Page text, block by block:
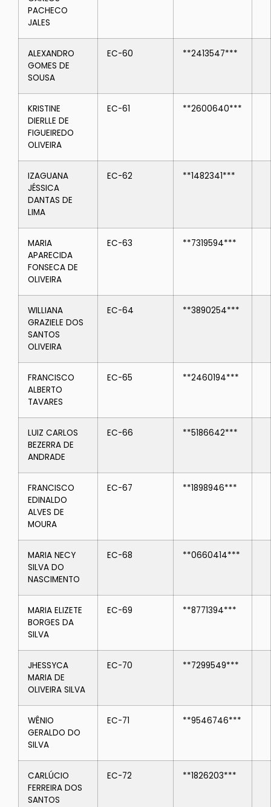
PACHECO
JALES
ALEXANDRO
GOMES DE
SOUSA
EC-60 **2413547***
KRISTINE
DIERLLE DE
FIGUEIREDO
OLIVEIRA
EC-61 **2600640***
IZAGUANA
JÉSSICA
DANTAS DE
LIMA
EC-62 **1482341***
MARIA
APARECIDA
FONSECA DE
OLIVEIRA
EC-63 **7319594***
WILLIANA
GRAZIELE DOS
SANTOS
OLIVEIRA
EC-64 **3890254***
FRANCISCO
ALBERTO
TAVARES
EC-65 **2460194***
LUIZ CARLOS
BEZERRA DE
ANDRADE
EC-66 **5186642***
FRANCISCO
EDINALDO
ALVES DE
MOURA
EC-67 **1898946***
MARIA NECY
SILVA DO
NASCIMENTO
EC-68 **0660414***
MARIA ELIZETE
BORGES DA
SILVA
EC-69 **8771394***
JHESSYCA
MARIA DE
OLIVEIRA SILVA
EC-70 **7299549***
WÊNIO
GERALDO DO
SILVA
EC-71 **9546746***
CARLÚCIO
FERREIRA DOS
SANTOS
EC-72 **1826203***